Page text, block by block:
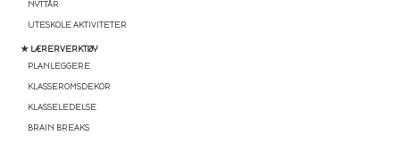
NYTTÅR
UTESKOLE AKTIVITETER
★ LÆRERVERKTØY
PLANLEGGERE
KLASSEROMSDEKOR
KLASSELEDELSE
BRAIN BREAKS